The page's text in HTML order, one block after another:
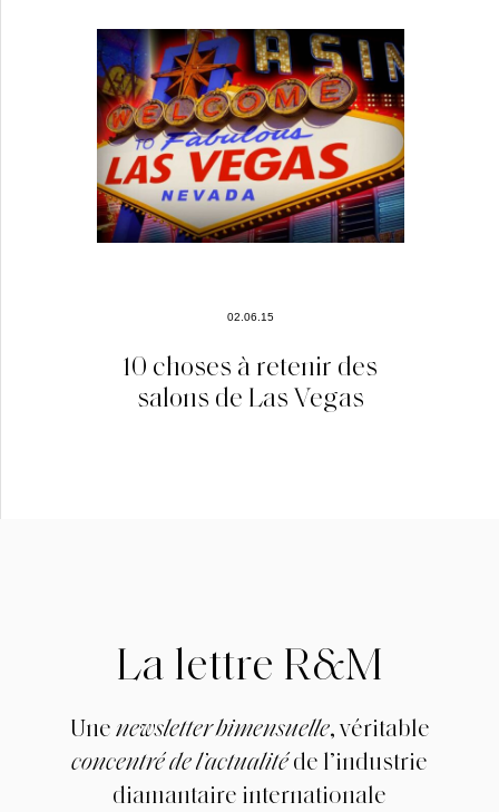
02.06.15
10 choses à retenir des
salons de Las Vegas
La lettre R&M
Unenewsletter bimensuelle, véritable
concentré de l’actualitéde l’industrie
diamantaire internationale